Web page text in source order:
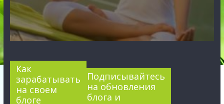
Как
зарабатывать
на своем
блоге
Подписывайтесь
на обновления
блога и